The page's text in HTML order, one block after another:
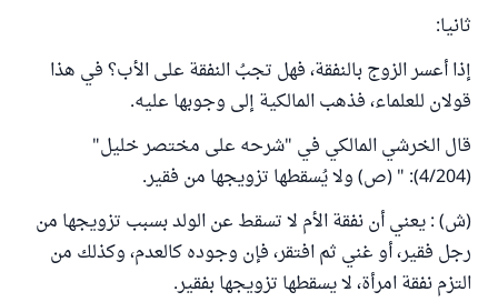
ثانيا:
إذا أعسر الزوج بالنفقة، فهل تجبُ النفقة على الأب؟ في هذا
قولان للعلماء، فذهب المالكية إلى وجوبها عليه.
قال الخرشي المالكي في "شرحه على مختصر خليل"
(4/204): " (ص) ولا يُسقطها تزويجها من فقير.
(ش) : يعني أن نفقة الأم لا تسقط عن الولد بسبب تزويجها من
رجل فقير، أو غني ثم افتقر، فإن وجوده كالعدم، وكذلك من
التزم نفقة امرأة، لا يسقطها تزويجها بفقير.